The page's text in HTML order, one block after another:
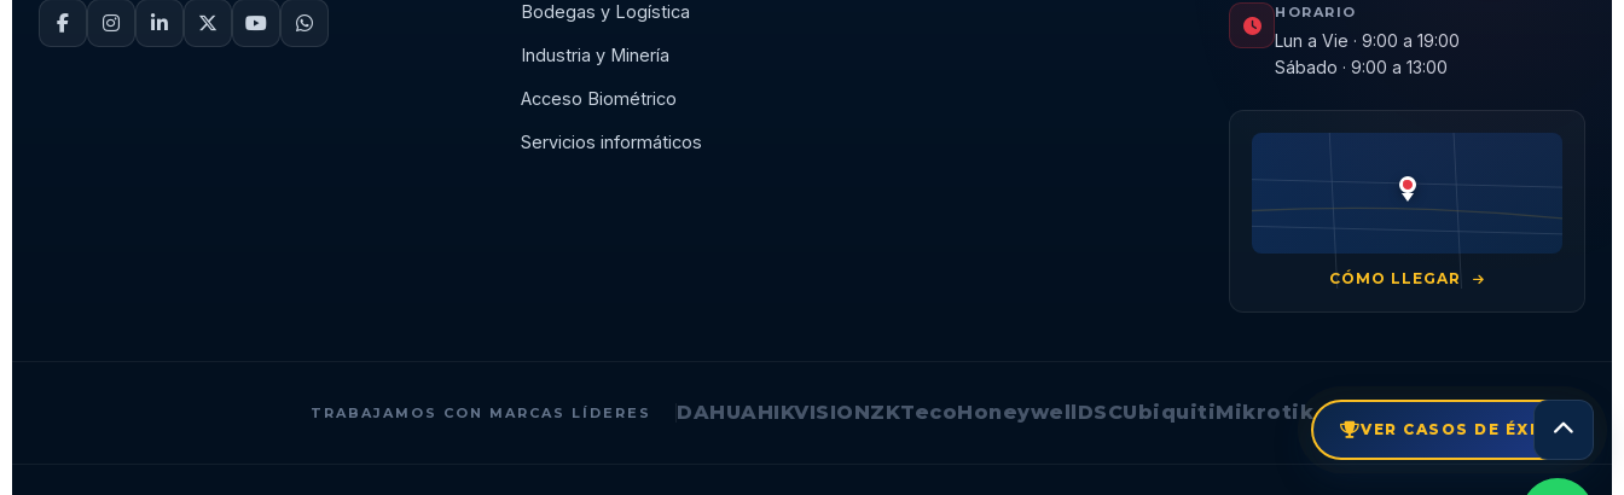
Bodegas y Logística
Industria y Minería
Acceso Biométrico
Servicios informáticos
HORARIO
Lun a Vie · 9:00 a 19:00
Sábado · 9:00 a 13:00
CÓMO LLEGAR
TRABAJAMOS CON MARCAS LÍDERES DAHUAHIKVISIONZKTecoHoneywell DSCUbiquitiMikrotik
VER CASOS DE ÉXITO